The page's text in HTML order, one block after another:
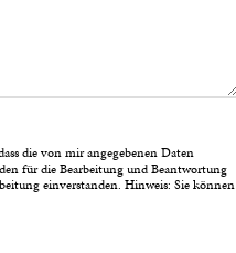
die von mir angegebenen Daten
für die Bearbeitung und Beantwortung
einverstanden. Hinweis: Sie können